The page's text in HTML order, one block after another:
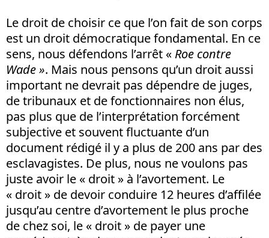
Le droit de choisir ce que l’on fait de son corps
est un droit démocratique fondamental. En ce
sens, nous défendons l’arrêt « Roe contre
Wade ». Mais nous pensons qu’un droit aussi
important ne devrait pas dépendre de juges,
de tribunaux et de fonctionnaires non élus,
pas plus que de l’interprétation forcément
subjective et souvent fluctuante d’un
document rédigé il y a plus de 200 ans par des
esclavagistes. De plus, nous ne voulons pas
juste avoir le « droit » à l’avortement. Le
« droit » de devoir conduire 12 heures d’affilée
jusqu’au centre d’avortement le plus proche
de chez soi, le « droit » de payer une